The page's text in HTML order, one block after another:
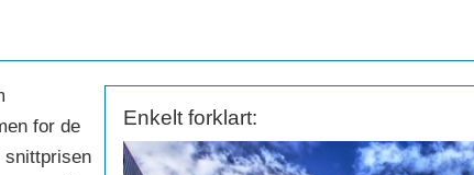
Enkelt forklart:
for de
snittprisen